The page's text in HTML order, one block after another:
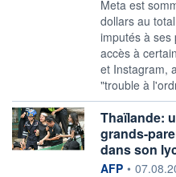
Meta est
dollars au
imputés à ses
accès à
et Instagram,
"trouble à
Thaïlande:
grands-
dans son
information
AFP •